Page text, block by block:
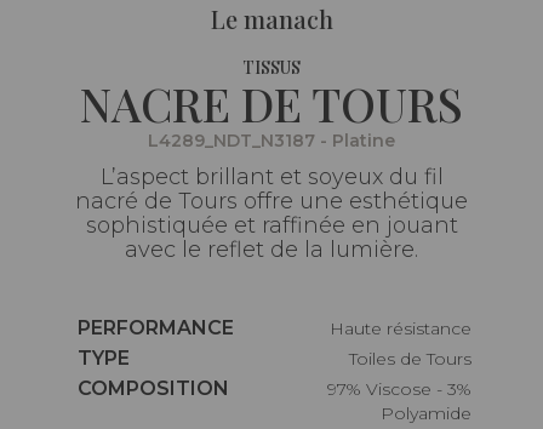
Le manach
TISSUS
NACRE DE TOURS
L4289_NDT_N3187 - Platine
L’aspect brillant et soyeux du fil
nacré de Tours offre une esthétique
sophistiquée et raffinée en jouant
avec le reflet de la lumière.
Caractéristiques
PERFORMANCE
haute résistance
Caractéristiques
TYPE
Toiles de Tours
Caractéristiques
COMPOSITION
97% Viscose - 3%
Polyamide